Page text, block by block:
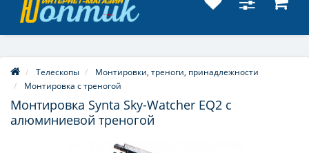
Телескопы
Монтировки, треноги, принадлежности
Монтировка с треногой
Монтировка Synta Sky-Watcher EQ2 с
алюминиевой треногой